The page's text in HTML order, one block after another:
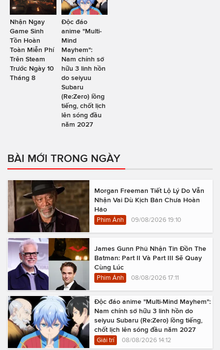
Nhận Ngay
Game Sinh
Tồn Hoàn
Toàn Miễn Phí
Trên Steam
Trước Ngày 10
Tháng 8
Độc đáo
anime "Multi-
Mind
Mayhem":
Nam chính sở
hữu 3 linh hồn
do seiyuu
Subaru
(Re:Zero) lồng
tiếng, chốt lịch
lên sóng đầu
năm 2027
BÀI MỚI TRONG NGÀY
Morgan Freeman Tiết Lộ Lý Do Vẫn
Nhận Vai Dù Kịch Bản Chưa Hoàn
Hảo
Phim Ảnh 09/08/2026 19:10
James Gunn Phủ Nhận Tin Đồn The
Batman: Part II Và Part III Sẽ Quay
Cùng Lúc
Phim Ảnh 08/08/2026 17:11
Độc đáo anime "Multi-Mind Mayhem":
Nam chính sở hữu 3 linh hồn do
seiyuu Subaru (Re:Zero) lồng tiếng,
chốt lịch lên sóng đầu năm 2027
Giải trí 08/08/2026 14:12